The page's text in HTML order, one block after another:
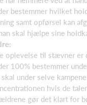
bestemmer hvilket
samt opførsel kan
skal hjælpe sine
oplevelse til stævner
100% bestemmer
under selve
hvis de
gør det klart for